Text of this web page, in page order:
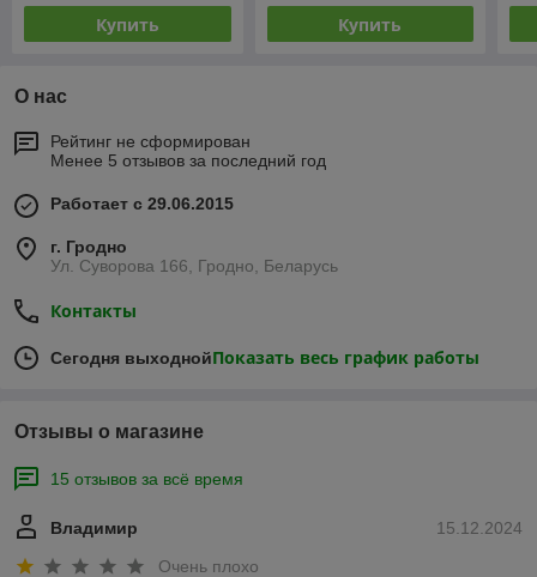
Купить Купить
О нас
Рейтинг не сформирован
Менее 5 отзывов за последний год
Работает с 29.06.2015
г. Гродно
Ул. Суворова 166, Гродно, Беларусь
Контакты
Сегодня выходнойПоказать весь график работы
Отзывы о магазине
15 отзывов за всё время
15.12.2024
Владимир
Очень плохо